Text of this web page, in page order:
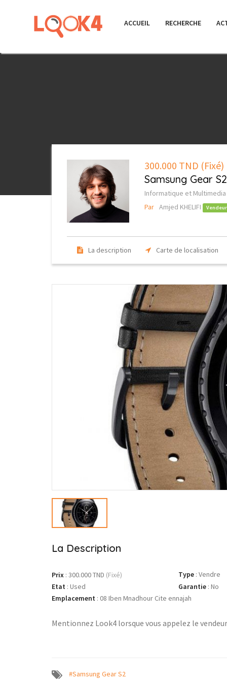
ACCUEIL RECHERCHE
300.000 TND (Fixé)
Samsung Gear S2
Informatique et Multimedia
Par Amjed KHELIFI Vendeur
La description Carte de localisation
La Description
Prix : 300.000 TND (Fixé) Type : Vendre
Etat : Used Garantie : No
Emplacement : 08 Iben Mnadhour Cite ennajah
Mentionnez Look4 lorsque vous appelez le
#Samsung Gear S2